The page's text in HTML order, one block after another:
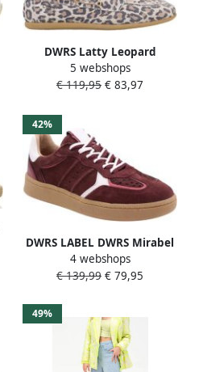
DWRS Latty Leopard
Loafers B11927-07-8318
Beige Sand
5 webshops
€ 119,95 € 83,97
42%
DWRS LABEL DWRS Mirabel
bordeaux sneakers Suede
Dames
4 webshops
€ 139,99 € 79,95
49%